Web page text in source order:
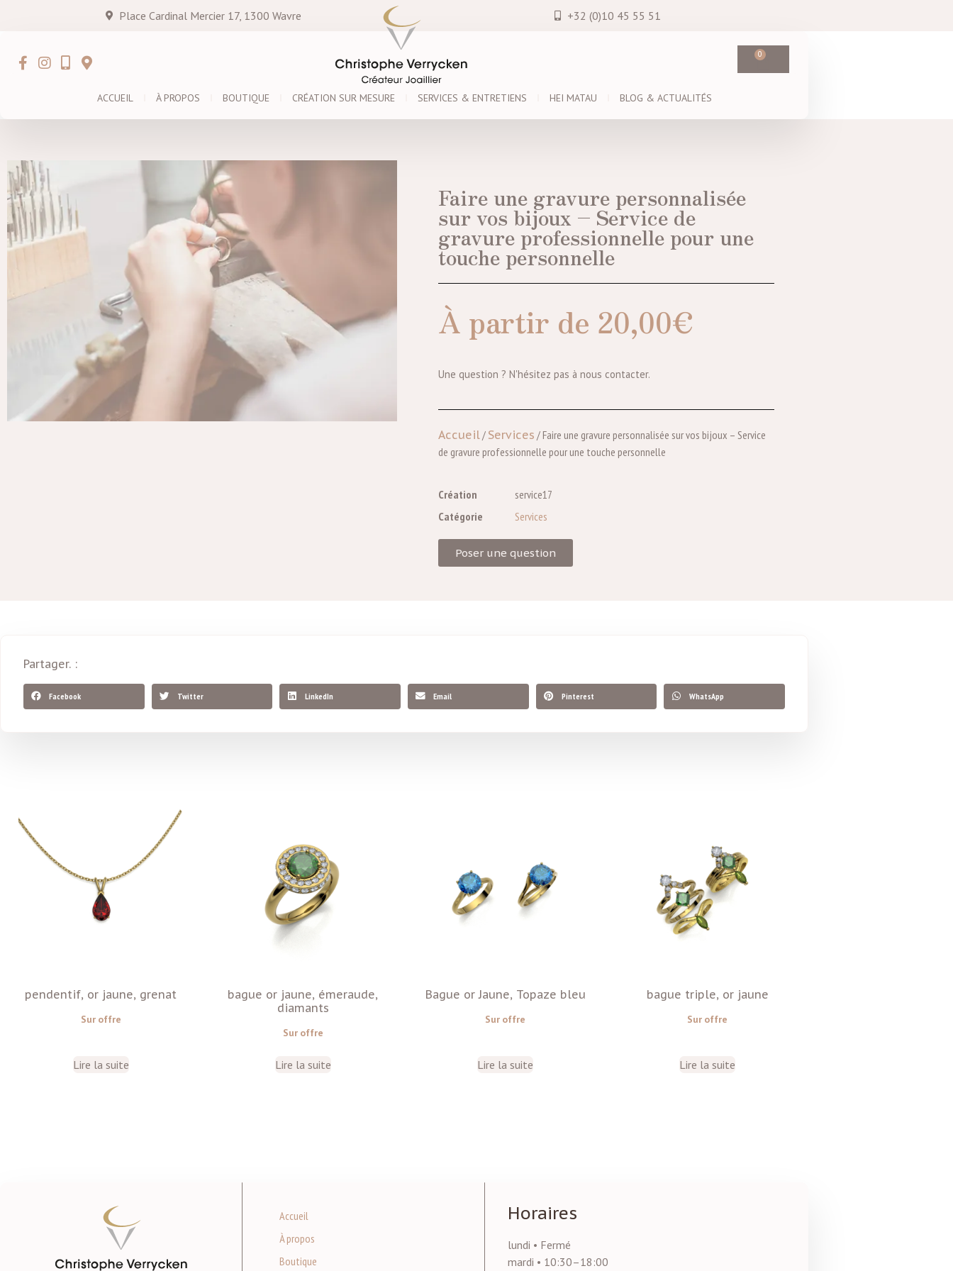
Place Cardinal Mercier 17, 1300 Wavre +32 (0)10 45 55 51
0
ACCUEIL À PROPOS BOUTIQUE CRÉATION SUR MESURE SERVICES & ENTRETIENS HEI MATAU BLOG & ACTUALITÉS
Faire une gravure personnalisée
sur vos bijoux – Service de
gravure professionnelle pour une
touche personnelle
À partir de 20,00€
Une question ? N'hésitez pas à nous contacter.
Accueil/ Services / Faire une gravure personnalisée sur vos bijoux – Service
de gravure professionnelle pour une touche personnelle
Création
service17
Catégorie
Services
Poser une question
Partager. :
Facebook Twitter LinkedIn Email Pinterest WhatsApp
pendentif, or jaune, grenat
Sur offre
Lire la suite
bague or jaune, émeraude,
diamants
Sur offre
Lire la suite
Bague or Jaune, Topaze bleu
Sur offre
Lire la suite
bague triple, or jaune
Sur offre
Lire la suite
Accueil
À propos
Boutique
Horaires
lundi • Fermé
mardi • 10:30–18:00